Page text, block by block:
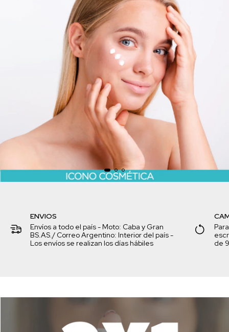
ENVIOS
Envíos a todo el país - Moto: Caba y Gran
BS.AS./ Correo Argentino: Interior del país -
Los envíos se realizan los días hábiles
de